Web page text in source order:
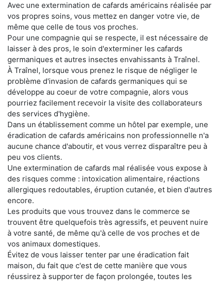
Avec une extermination de cafards américains réalisée par
vos propres soins, vous mettez en danger votre vie, de
même que celle de tous vos proches.
Pour une compagnie qui se respecte, il est nécessaire de
laisser à des pros, le soin d'exterminer les cafards
germaniques et autres insectes envahissants à Traînel.
À Traînel, lorsque vous prenez le risque de négliger le
problème d'invasion de cafards germaniques qui se
développe au coeur de votre compagnie, alors vous
pourriez facilement recevoir la visite des collaborateurs
des services d'hygiène.
Dans un établissement comme un hôtel par exemple, une
éradication de cafards américains non professionnelle n'a
aucune chance d'aboutir, et vous verrez disparaître peu à
peu vos clients.
Une extermination de cafards mal réalisée vous expose à
des risques comme : intoxication alimentaire, réactions
allergiques redoutables, éruption cutanée, et bien d'autres
encore.
Les produits que vous trouvez dans le commerce se
trouvent être quelquefois très agressifs, et peuvent nuire
à votre santé, de même qu'à celle de vos proches et de
vos animaux domestiques.
Évitez de vous laisser tenter par une éradication fait
maison, du fait que c'est de cette manière que vous
réussirez à supporter de façon prolongée, toutes les